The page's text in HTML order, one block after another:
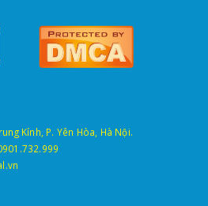
Kính, P. Yên Hòa, Hà Nội.